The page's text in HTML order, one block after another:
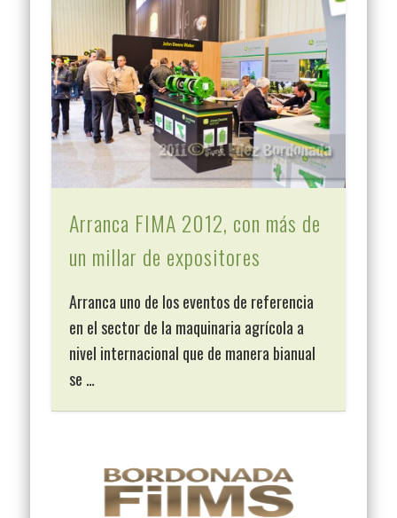
Arranca FIMA 2012, con más de
un millar de expositores
Arranca uno de los eventos de referencia
en el sector de la maquinaria agrícola a
nivel internacional que de manera bianual
se …